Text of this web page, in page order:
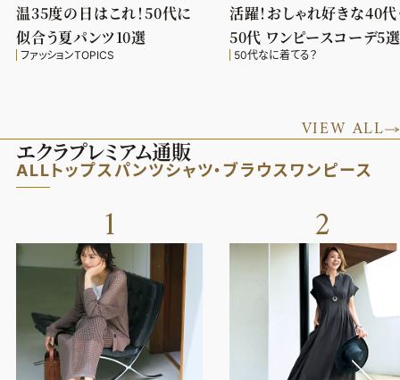
温35度の日はこれ！50代に
似合う夏パンツ10選
ファッションTOPICS
活躍！おしゃれ好きな40代
50代 ワンピースコーデ5
50代なに着てる？
VIEW ALL
エクラプレミアム通販
ALLトップス パンツシャツ・ブラウス ワンピース
1 2